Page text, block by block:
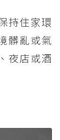
持住家環
髒亂或氣
夜店或酒